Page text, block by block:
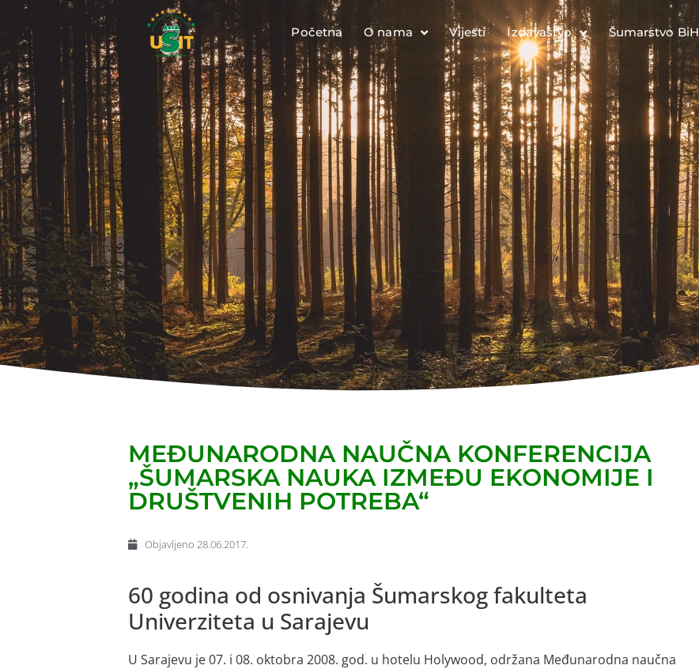
Početna O nama Vijesti Izdavaštvo Šumarstvo BiH
MEĐUNARODNA NAUČNA KONFERENCIJA
„ŠUMARSKA NAUKA IZMEĐU EKONOMIJE I
DRUŠTVENIH POTREBA“
Objavljeno 28.06.2017.
60 godina od osnivanja Šumarskog fakulteta
Univerziteta u Sarajevu
U Sarajevu je 07. i 08. oktobra 2008. god. u hotelu Holywood, održana Međunarodna naučna